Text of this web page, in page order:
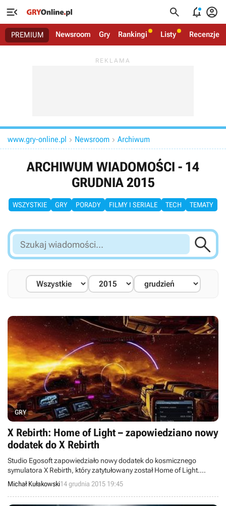
   
PREMIUM Newsroom Gry Rankingi Listy Recenzje
www.gry-online.pl  Newsroom  Archiwum
ARCHIWUM WIADOMOŚCI - 14
GRUDNIA 2015
WSZYSTKIE GRY PORADY FILMY I SERIALE TECH TEMATY
Szukaj
wiadomości...

GRY
X Rebirth: Home of Light – zapowiedziano nowy
dodatek do X Rebirth
Studio Egosoft zapowiedziało nowy dodatek do kosmicznego
symulatora X Rebirth, który zatytułowany został Home of Light.
Rozszerzenie pojawi się w sprzedaży w przyszłym roku, wraz z
kolejnym dużym patchem (4.0) dla podstawowej wersji gry.
Michał Kułakowski14 grudnia 2015 19:45